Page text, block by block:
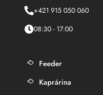
+421 915 050 060
08:30 - 17:00
Feeder
Kaprárina